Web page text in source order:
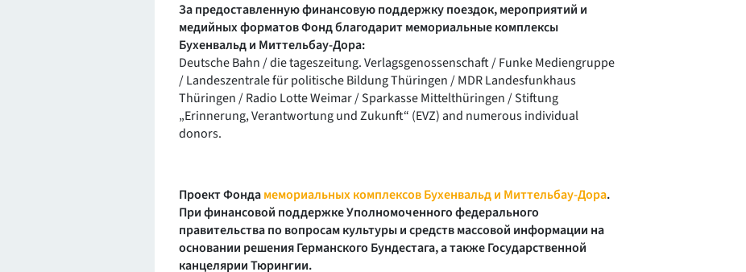
За предоставленную финансовую поддержку поездок, мероприятий и
медийных форматов Фонд благодарит мемориальные комплексы
Бухенвальд и Миттельбау-Дора:
Deutsche Bahn / die tageszeitung. Verlagsgenossenschaft / Funke Mediengruppe
/ Landeszentrale für politische Bildung Thüringen / MDR Landesfunkhaus
Thüringen / Radio Lotte Weimar / Sparkasse Mittelthüringen / Stiftung
„Erinnerung, Verantwortung und Zukunft“ (EVZ) and numerous individual
donors.
Проект Фондамемориальных комплексов Бухенвальд и Миттельбау-Дора.
При финансовой поддержке Уполномоченного федерального
правительства по вопросам культуры и средств массовой информации на
основании решения Германского Бундестага, а также Государственной
канцелярии Тюрингии.